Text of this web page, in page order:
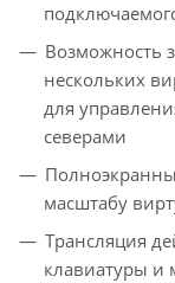
Возможность
нескольких
для
северами
масштабу
Трансляция
клавиатуры